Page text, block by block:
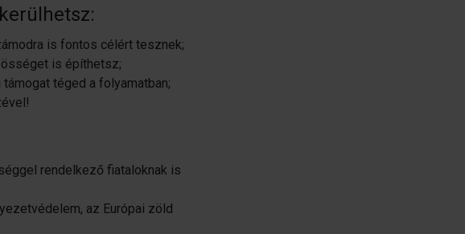
is fontos célért tesznek;
is építhetsz;
támogat téged a folyamatban;
rendelkező fiataloknak is
az Európai zöld